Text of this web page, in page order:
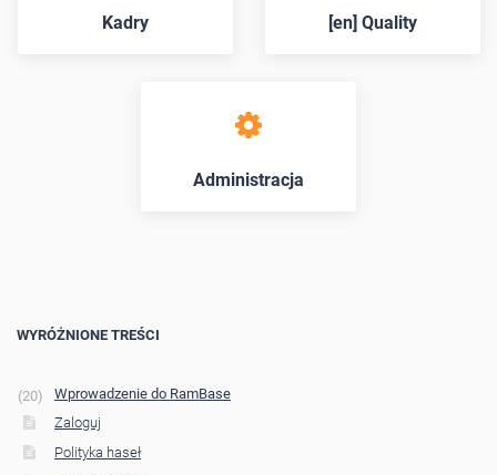
Kadry [en] Quality
Administracja
WYRÓŻNIONE TREŚCI
20
Wprowadzenie do RamBase
Zaloguj
Polityka haseł